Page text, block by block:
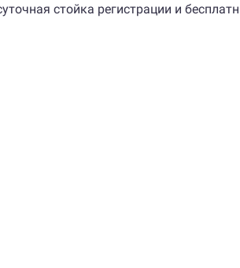
стойка регистрации и